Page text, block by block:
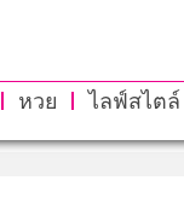
หวย ไลฟ์สไตล์